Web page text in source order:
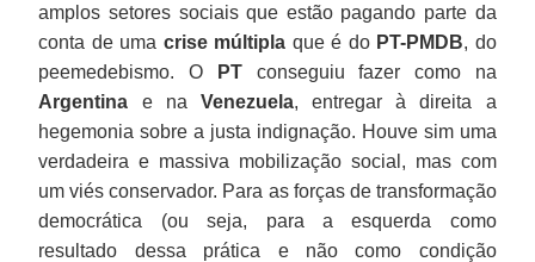
amplos setores sociais que estão pagando parte da
conta de uma crise múltipla que é do PT-PMDB, do
peemedebismo. O
PTconseguiu fazer como na
Argentina e na Venezuela, entregar à direita a
hegemonia sobre a justa indignação. Houve sim uma
verdadeira e massiva mobilização social, mas com
um viés conservador. Para as forças de transformação
democrática (ou seja, para a esquerda como
resultado dessa prática e não como condição